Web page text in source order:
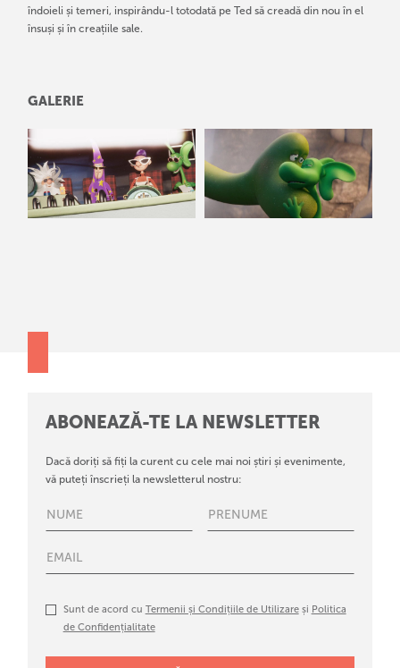
îndoieli și temeri, inspirându-l totodată pe Ted să creadă din nou în el
însuși și în creațiile sale.
GALERIE
ABONEAZĂ-TE LA NEWSLETTER
Dacă doriți să fiți la curent cu cele mai noi știri și evenimente,
vă puteți înscrieți la newsletterul nostru:
Sunt de acord cu Termenii și Condițiile de Utilizareși Politica
de Confidențialitate